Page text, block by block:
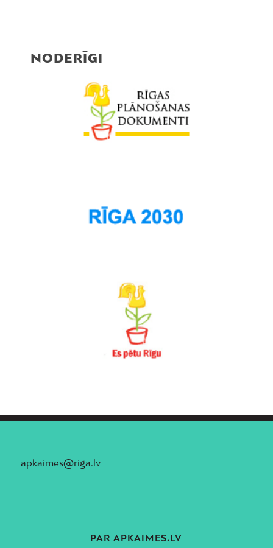
NODERĪGI
apkaimes@riga.lv
PAR APKAIMES.LV